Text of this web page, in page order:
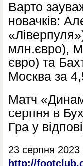
Варто
новачків:
млн.євро),
євро) та
Москва за
Матч
серпня в
Гра у
23 серпня 2023
http://